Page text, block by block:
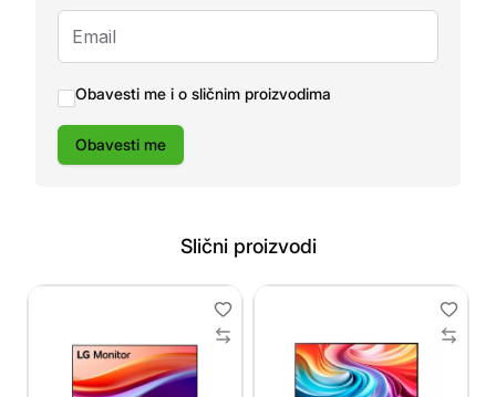
Obavesti me i o sličnim proizvodima
Obavesti me
Slični proizvodi